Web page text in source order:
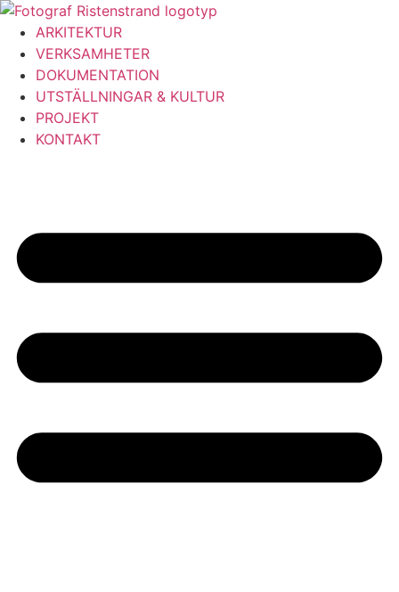
Hoppa
innehåll
ARKITEKTUR
VERKSAMHETER
DOKUMENTATION
UTSTÄLLNINGAR & KULTUR
PROJEKT
KONTAKT